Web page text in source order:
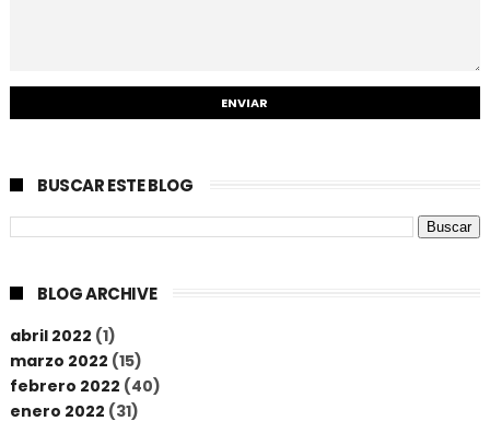
BUSCAR ESTE BLOG
BLOG ARCHIVE
abril 2022 (1)
marzo 2022 (15)
febrero 2022 (40)
enero 2022 (31)